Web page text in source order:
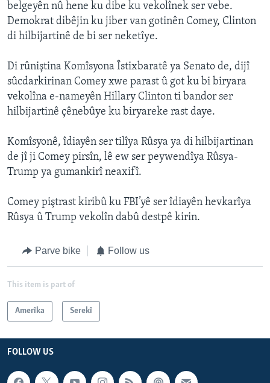
belgeyên nû hene ku dibe ku vekolînek ser vebe.
Demokrat dibêjin ku jiber van gotinên Comey, Clinton
di hilbijartinê de bi ser neketîye.
Di rûniştina Komîsyona Îstixbaratê ya Senato de, dijî
sûcdarkirinan Comey xwe parast û got ku bi biryara
vekolîna e-nameyên Hillary Clinton ti bandor ser
hilbijartinê çênebûye ku biryareke rast daye.
Komîsyonê, îdiayên ser tilîya Rûsya ya di hilbijartinan
de jî ji Comey pirsîn, lê ew ser peywendîya Rûsya-
Trump ya gumankirî neaxifî.
Comey piştrast kiribû ku FBI’yê ser îdiayên hevkarîya
Rûsya û Trump vekolîn dabû destpê kirin.
Parve bike Follow us
This item is part of
Amerîka Serekî
FOLLOW US